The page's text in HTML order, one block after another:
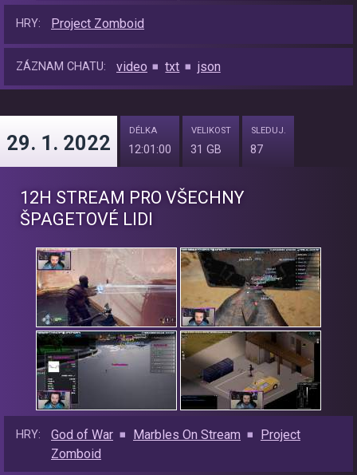
HRY: Project Zomboid
ZÁZNAM CHATU: video txt json
29. 1. 2022
DÉLKA
12:01:00
VELIKOST
31 GB
SLEDUJ.
87
12H STREAM PRO VŠECHNY
ŠPAGETOVÉ LIDI
HRY: God of War Marbles On Stream
Project
Zomboid